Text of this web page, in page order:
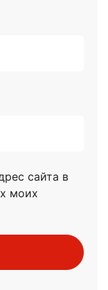
сайта в
моих